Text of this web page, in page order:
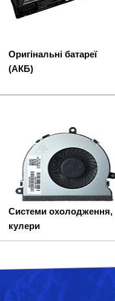
Оригінальні батареї
(АКБ)
Системи охолодження,
кулери